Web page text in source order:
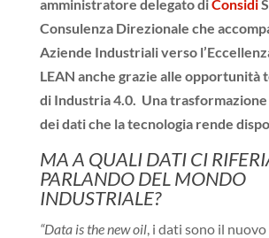
amministratore delegato diConsidi
Consulenza Direzionale che
Aziende Industriali verso
LEAN anche grazie alle opportunità
di Industria 4.0. Una
dei dati che la tecnologia rende
MA A QUALI DATI CI
PARLANDO DEL MONDO
INDUSTRIALE?
“Data is the new oil, i dati sono il